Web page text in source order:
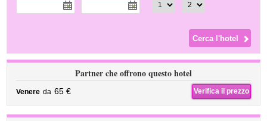
Partner che offrono questo hotel
Venere da 65 € Verifica il prezzo